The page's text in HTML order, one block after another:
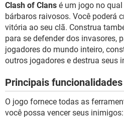
INSTAGRAM
GUIA DE COMPRAS
Clash of Clans é um jogo no
bárbaros raivosos. Você poderá
vitória ao seu clã. Construa
para se defender dos invasores,
jogadores do mundo inteiro,
outros jogadores e destrua seus
Principais funcionalidades
O jogo fornece todas as
você possa vencer seus